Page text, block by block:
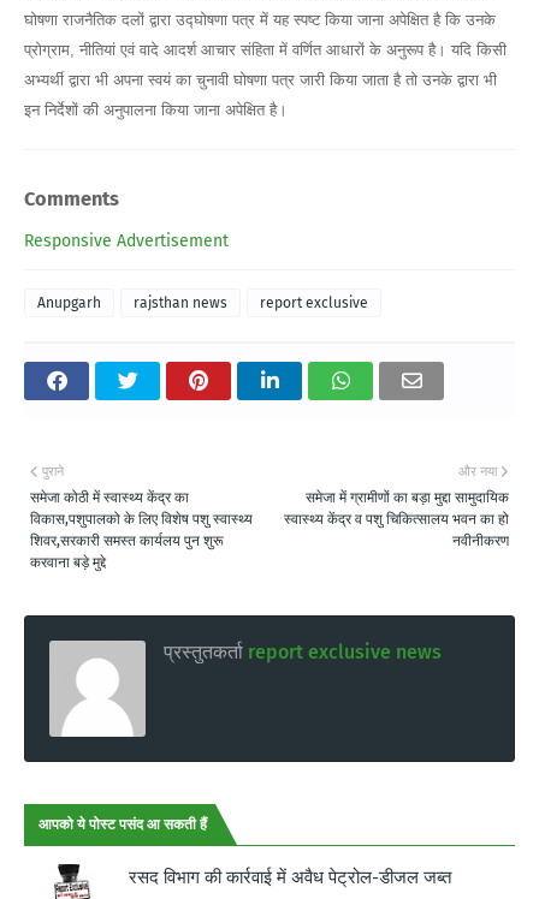
घोषणा राजनैतिक दलों द्वारा उद्घोषणा पत्र में यह स्पष्ट किया जाना अपेक्षित है कि उनके
प्रोग्राम, नीतियां एवं वादे आदर्श आचार संहिता में वर्णित आधारों के अनुरूप है। यदि किसी
अभ्यर्थी द्वारा भी अपना स्वयं का चुनावी घोषणा पत्र जारी किया जाता है तो उनके द्वारा भी
इन निर्देशों की अनुपालना किया जाना अपेक्षित है।
Comments
Responsive Advertisement
Anupgarh rajsthan news report exclusive
और नया
समेजा में ग्रामीणों का बड़ा मुद्दा सामुदायिक
स्वास्थ्य केंद्र व पशु चिकित्सालय भवन का हो
नवीनीकरण
पुराने
समेजा कोठी में स्वास्थ्य केंद्र का
विकास,पशुपालको के लिए विशेष पशु स्वास्थ्य
शिवर,सरकारी समस्त कार्यलय पुन शुरू
करवाना बड़े मुद्दे
प्रस्तुतकर्ता report exclusive news
आपको ये पोस्ट पसंद आ सकती हैं
रसद विभाग की कार्रवाई में अवैध पेट्रोल-डीजल जब्त